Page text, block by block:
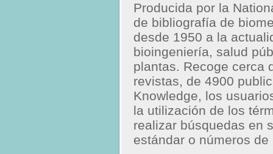
Producida por la
de bibliografía de
desde 1950 a la
bioingeniería, salud
plantas. Recoge cerca
revistas, de 4900
Knowledge, los
la utilización de los
realizar búsquedas en
estándar o números de